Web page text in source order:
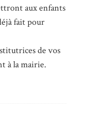
aux enfants
fait pour
de vos
à la mairie.